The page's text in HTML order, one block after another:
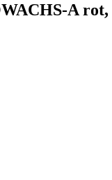
A rot,